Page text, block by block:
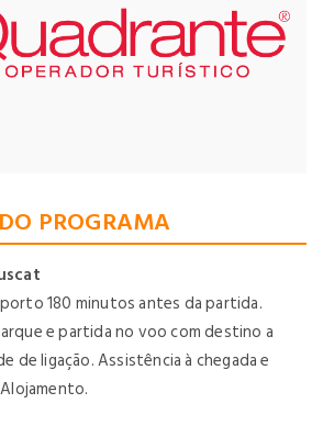
PROGRAMA
180 minutos antes da partida.
e partida no voo com destino a
de ligação. Assistência à chegada e